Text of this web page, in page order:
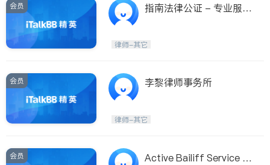
会员
指南法律公证 - 专业服
律师-其它
会员 李黎律师事务所
律师-其它
会员
Active Bailiff Service Lt